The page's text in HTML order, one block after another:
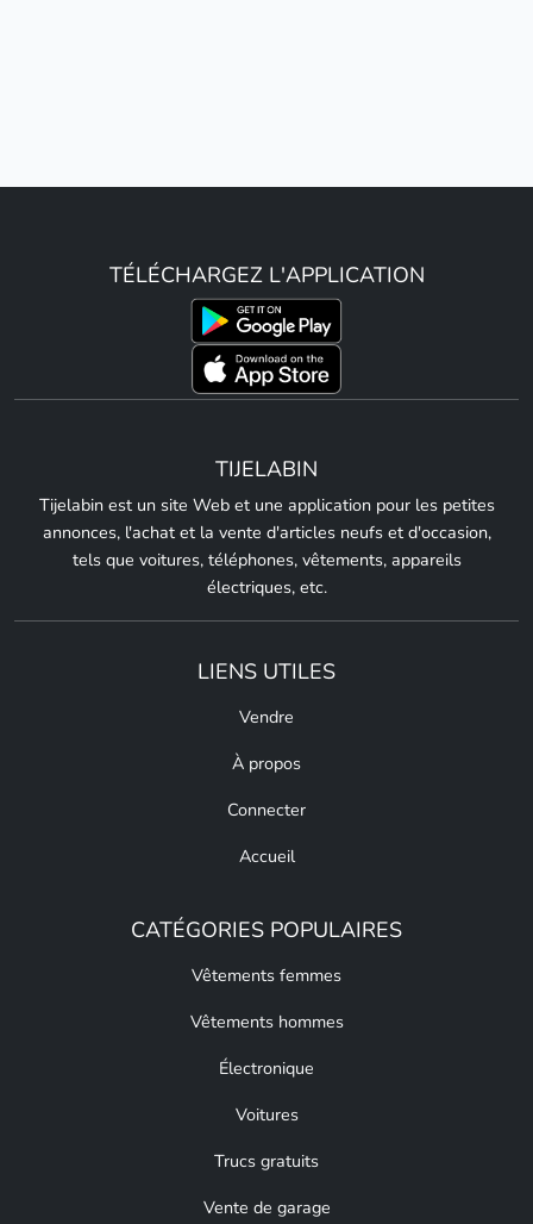
TÉLÉCHARGEZ L'APPLICATION
TIJELABIN
Tijelabin est un site Web et une application pour les petites
annonces, l'achat et la vente d'articles neufs et d'occasion,
tels que voitures, téléphones, vêtements, appareils
électriques, etc.
LIENS UTILES
Vendre
À propos
Connecter
Accueil
CATÉGORIES POPULAIRES
Vêtements femmes
Vêtements hommes
Électronique
Voitures
Trucs gratuits
Vente de garage